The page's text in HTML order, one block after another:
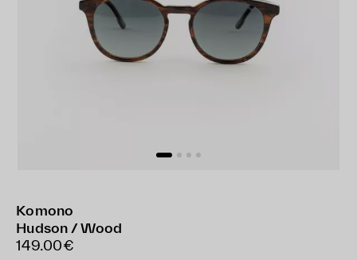
Komono
Hudson / Wood
149.00€